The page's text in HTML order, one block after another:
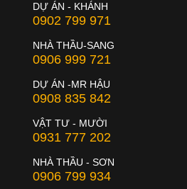
DỰ ÁN - KHÁNH
0902 799 971
NHÀ THẦU-SANG
0906 999 721
DỰ ÁN -MR HẬU
0908 835 842
VẬT TƯ - MƯỜI
0931 777 202
NHÀ THẦU - SƠN
0906 799 934